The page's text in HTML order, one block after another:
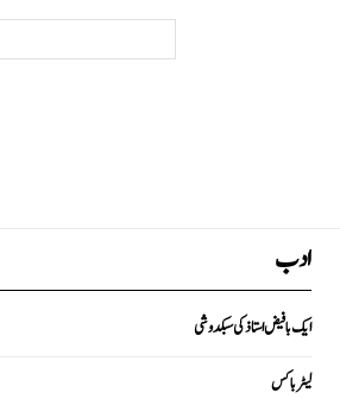
ادب
ایک با فیض استاذ کی سبکدوشی
لیٹر باکس